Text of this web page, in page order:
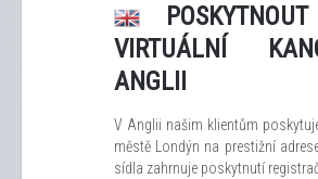
VIRTUÁLNÍ
ANGLII
V Anglii našim klientům
městě Londýn na prestižní
sídla zahrnuje poskytnutí